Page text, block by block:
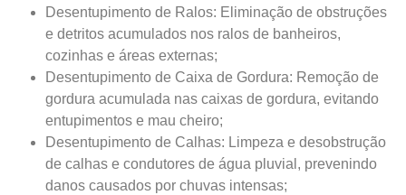
Desentupimento de Ralos: Eliminação de obstruções
e detritos acumulados nos ralos de banheiros,
cozinhas e áreas externas;
Desentupimento de Caixa de Gordura: Remoção de
gordura acumulada nas caixas de gordura, evitando
entupimentos e mau cheiro;
Desentupimento de Calhas: Limpeza e desobstrução
de calhas e condutores de água pluvial, prevenindo
danos causados por chuvas intensas;